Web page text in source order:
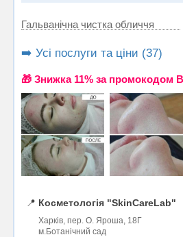
Гальванічна чистка обличчя
➡️ Усі послуги та ціни (37)
🎁 Знижка 11% за промокодом
📍 Косметологія "SkinCareLab"
Харків, пер. О. Яроша, 18Г
м.Ботанічний сад